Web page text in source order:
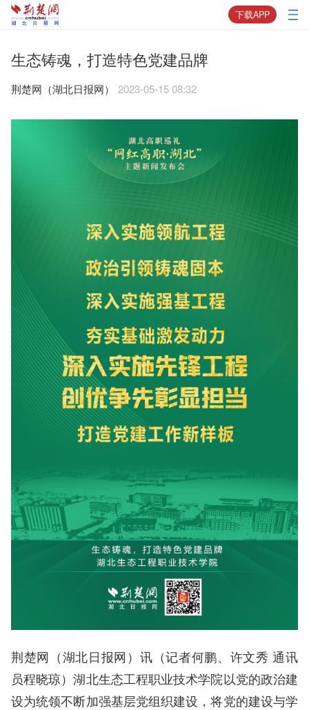
下载APP
生态铸魂，打造特色党建品牌
荆楚网（湖北日报网） 2023-05-15 08:32
荆楚网（湖北日报网）讯（记者何鹏、许文秀 通讯
员程晓琼）湖北生态工程职业技术学院以党的政治建
设为统领不断加强基层党组织建设，将党的建设与学